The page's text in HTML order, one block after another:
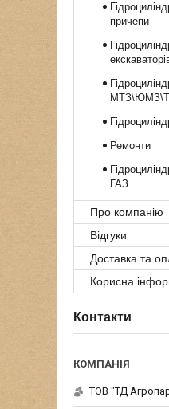
причепи
Ремонти
ГАЗ
Про компанію
Відгуки
Доставка та
Корисна
Контакти
ТОВ "ТД